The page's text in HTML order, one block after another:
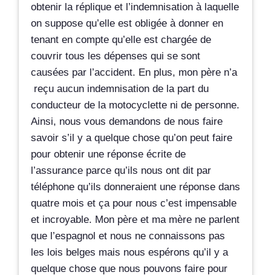
obtenir la réplique et l’indemnisation à laquelle
on suppose qu’elle est obligée à donner en
tenant en compte qu’elle est chargée de
couvrir tous les dépenses qui se sont
causées par l’accident. En plus, mon père n’a
reçu aucun indemnisation de la part du
conducteur de la motocyclette ni de personne.
Ainsi, nous vous demandons de nous faire
savoir s’il y a quelque chose qu’on peut faire
pour obtenir une réponse écrite de
l’assurance parce qu’ils nous ont dit par
téléphone qu’ils donneraient une réponse dans
quatre mois et ça pour nous c’est impensable
et incroyable. Mon père et ma mère ne parlent
que l’espagnol et nous ne connaissons pas
les lois belges mais nous espérons qu’il y a
quelque chose que nous pouvons faire pour